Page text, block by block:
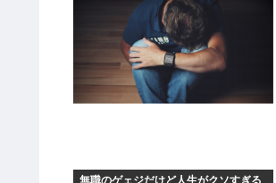
無職のゲェジだけど人生がクソすぎる